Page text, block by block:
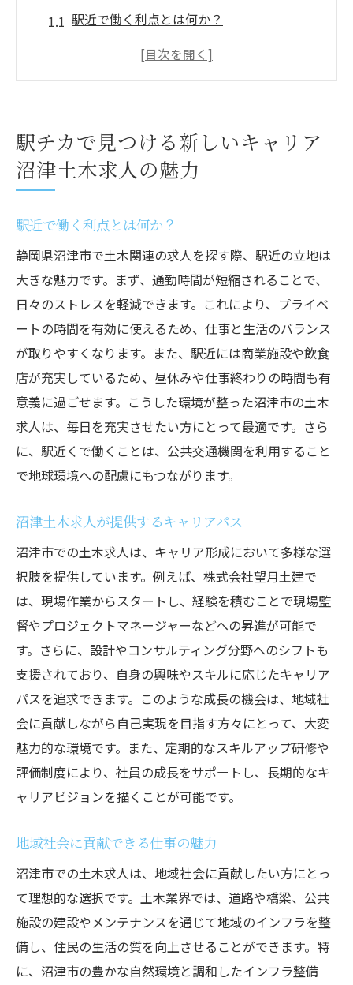
駅近で働く利点とは何か？
沼津土木求人が提供するキャリアパス
沼津市での土木キャリアの始め方
駅チカの沼津土木求人を選ぶ理由
沼津市のインフラ整備に参加しよう
未来を見据えた土木求人の選び方
地域発展に寄与する土木プロジェクト
駅チカの求人でスキルアップを図る
沼津市でのキャリア形成に必要なスキル
駅チカ求人情報を活用した就職活動
駅チカの利便性活用沼津土木求人で地域社会に
貢献
通勤時間を節約する利便性の魅力
地域社会のニーズに応える仕事
駅チカ求人で得られる業界知識
地域に根ざした企業で働くメリット
静岡県沼津市の魅力的な土木求人が駅チカで集
結
駅周辺に集まる魅力的な求人情報
地域ならではの求人特性を探る
駅チカ求人がもたらす豊富な選択肢
交通アクセスの良さがもたらすメリット
沼津市での生活と仕事のバランス
駅チカで働く魅力沼津土木求人が提供するキャ
リアチャンス
キャリアアップに繋がる求人の選び方
駅チカ勤務地がもたらすワークライフバラ
ンス
土木業界で長く働くためのポイント
駅チカで見つける新しいキャリア
沼津土木求人の魅力
駅近で働く利点とは何か？
静岡県沼津市で土木関連の求人を探す際、駅近の立地は
大きな魅力です。まず、通勤時間が短縮されることで、
日々のストレスを軽減できます。これにより、プライベ
ートの時間を有効に使えるため、仕事と生活のバランス
が取りやすくなります。また、駅近には商業施設や飲食
店が充実しているため、昼休みや仕事終わりの時間も有
意義に過ごせます。こうした環境が整った沼津市の土木
求人は、毎日を充実させたい方にとって最適です。さら
に、駅近くで働くことは、公共交通機関を利用すること
で地球環境への配慮にもつながります。
沼津土木求人が提供するキャリアパス
沼津市での土木求人は、キャリア形成において多様な選
択肢を提供しています。例えば、株式会社望月土建で
は、現場作業からスタートし、経験を積むことで現場監
督やプロジェクトマネージャーなどへの昇進が可能で
す。さらに、設計やコンサルティング分野へのシフトも
支援されており、自身の興味やスキルに応じたキャリア
パスを追求できます。このような成長の機会は、地域社
会に貢献しながら自己実現を目指す方々にとって、大変
魅力的な環境です。また、定期的なスキルアップ研修や
評価制度により、社員の成長をサポートし、長期的なキ
ャリアビジョンを描くことが可能です。
地域社会に貢献できる仕事の魅力
沼津市での土木求人は、地域社会に貢献したい方にとっ
て理想的な選択です。土木業界では、道路や橋梁、公共
施設の建設やメンテナンスを通じて地域のインフラを整
備し、住民の生活の質を向上させることができます。特
に、沼津市の豊かな自然環境と調和したインフラ整備